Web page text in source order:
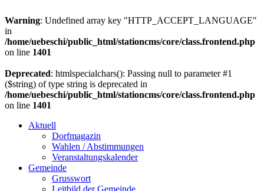
Warning: Undefined array key "HTTP_ACCEPT_LANGUAGE"
in
/home/uebeschi/public_html/stationcms/core/class.frontend.php
on line 1401
Deprecated: htmlspecialchars(): Passing null to parameter #1
($string) of type string is deprecated in
/home/uebeschi/public_html/stationcms/core/class.frontend.php
on line 1401
Aktuell
Dorfmagazin
Wahlen / Abstimmungen
Veranstaltungskalender
Gemeinde
Grusswort
Leitbild der Gemeinde